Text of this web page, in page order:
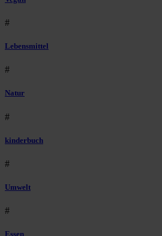
#
Lebensmittel
#
Natur
#
kinderbuch
#
Umwelt
#
Essen